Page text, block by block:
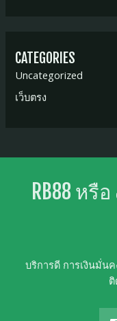
CATEGORIES
Uncategorized
เว็บตรง
RB88 หรื
บริการดี การเงินมั่น